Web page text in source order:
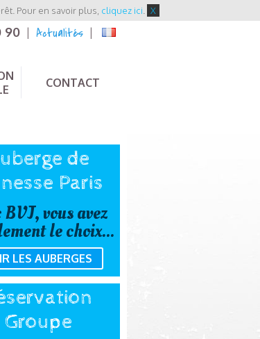
Pour en savoir plus, cliquez ici X
90 Actualités
CONTACT
de
Paris
BVJ, vous avez
le choix...
LES AUBERGES
Groupe